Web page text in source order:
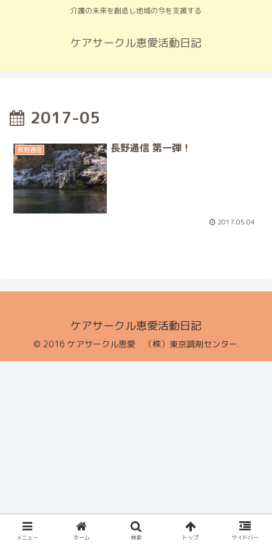
介護の未来を創造し地域の今を支援する
ケアサークル恵愛活動日記
2017-05
長野通信 長野通信 第一弾！
2017.05.04
ケアサークル恵愛活動日記
© 2016 ケアサークル恵愛 （株）東京調剤センター.
メニュー ホーム 検索 トップ サイドバー